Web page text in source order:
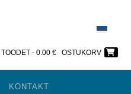
- 0.00 € OSTUKORV
KONTAKT